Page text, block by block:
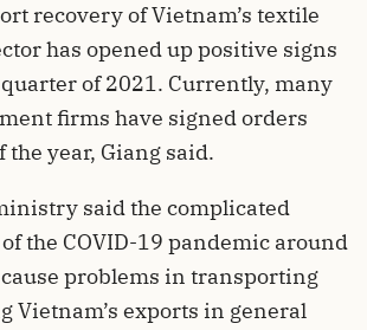
recovery of Vietnam’s textile
has opened up positive signs
of 2021. Currently, many
firms have signed orders
year, Giang said.
said the complicated
the COVID-19 pandemic around
problems in transporting
Vietnam’s exports in general